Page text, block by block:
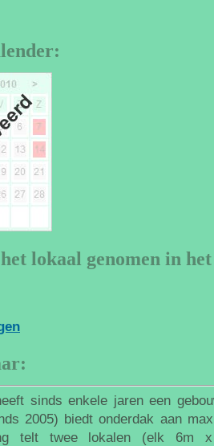
lokaal genomen in
sinds enkele jaren een
2005) biedt onderdak aan
telt twee lokalen (elk 6m